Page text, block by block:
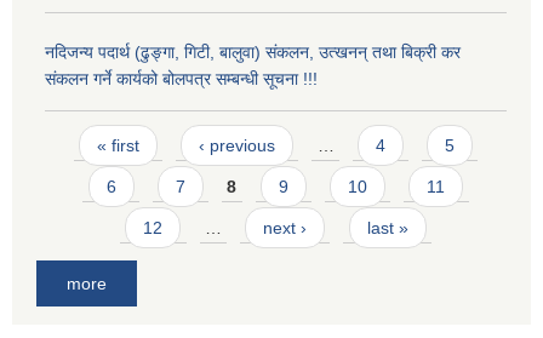
नदिजन्य पदार्थ (ढुङ्गा, गिटी, बालुवा) संकलन, उत्खनन् तथा बिक्री कर
संकलन गर्ने कार्यको बोलपत्र सम्बन्धी सूचना !!!
Pages
« first ‹ previous 4 5
6 7 8 9 10 11
12 next › last »
more